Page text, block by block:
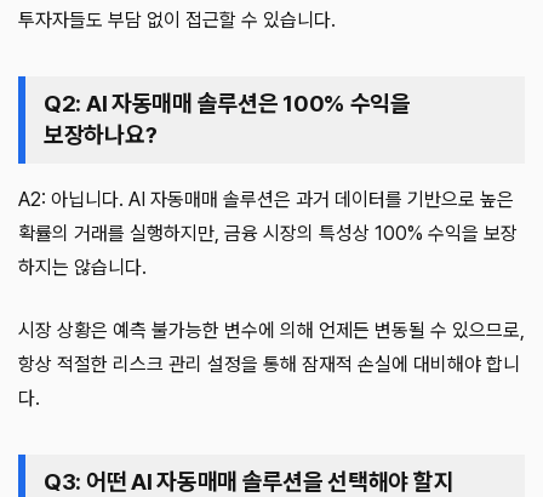
투자자들도 부담 없이 접근할 수 있습니다.
Q2: AI 자동매매 솔루션은 100% 수익을
보장하나요?
A2: 아닙니다. AI 자동매매 솔루션은 과거 데이터를 기반으로 높은
확률의 거래를 실행하지만, 금융 시장의 특성상 100% 수익을 보장
하지는 않습니다.
시장 상황은 예측 불가능한 변수에 의해 언제든 변동될 수 있으므로,
항상 적절한 리스크 관리 설정을 통해 잠재적 손실에 대비해야 합니
다.
Q3: 어떤 AI 자동매매 솔루션을 선택해야 할지